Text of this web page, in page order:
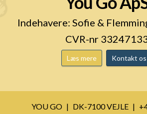
Indehavere: Sofie &
CVR-nr
Læs mere Kontakt os
YOU GO DK-7100 VEJLE